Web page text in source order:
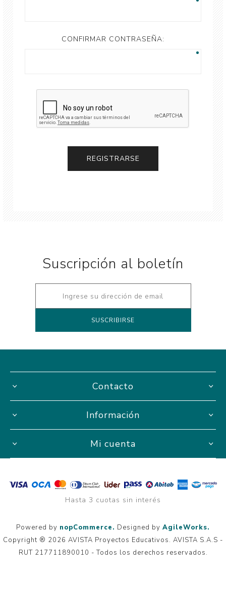
CONFIRMAR CONTRASEÑA:
Suscripción al boletín
Contacto
Información
Mi cuenta
Hasta 3 cuotas sin interés
Powered by nopCommerce. Designed by AgileWorks.
Copyright ® 2026 AVISTA Proyectos Educativos. AVISTA S.A.S -
RUT 217711890010 - Todos los derechos reservados.